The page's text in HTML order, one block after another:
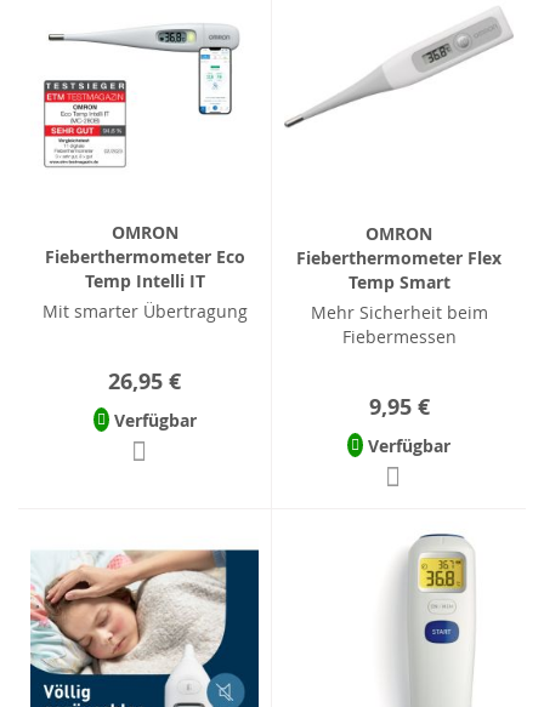
OMRON
Fieberthermometer Eco
Temp Intelli IT
Mit smarter Übertragung
26,95 €
Verfügbar
OMRON
Fieberthermometer Flex
Temp Smart
Mehr Sicherheit beim
Fiebermessen
9,95 €
Verfügbar